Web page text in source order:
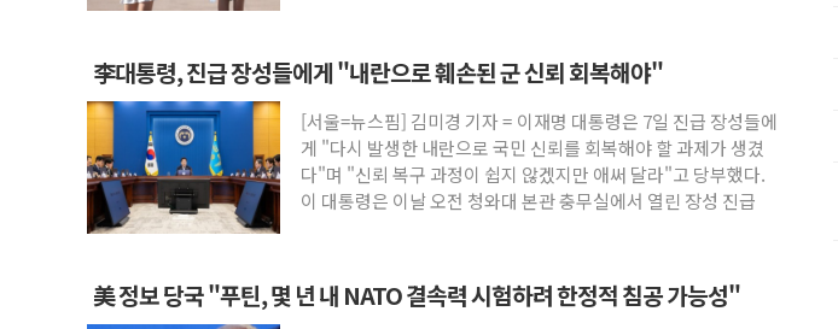
[AI 카드뉴스] 기후변화가 바꾼 대한민국 여름
국민의힘 윤리위, '부산 돌려차기 발언' 논란 서범수·진종오 징계절차 개시
수박으로 여름 나는 하마
전남광주 구례 산불 32분 만에 주불 진화...인명피해 없어
캠코, 5918억원 규모 압류재산 1506건 공매
李대통령, 진급 장성들에게 "내란으로 훼손된 군 신뢰 회복해야"
[서울=뉴스핌] 김미경 기자 = 이재명 대통령은 7일 진급 장성들에
게 "다시 발생한 내란으로 국민 신뢰를 회복해야 할 과제가 생겼
다"며 "신뢰 복구 과정이 쉽지 않겠지만 애써 달라"고 당부했다.
이 대통령은 이날 오전 청와대 본관 충무실에서 열린 장성 진급
美 정보 당국 "푸틴, 몇 년 내 NATO 결속력 시험하려 한정적 침공 가능성"